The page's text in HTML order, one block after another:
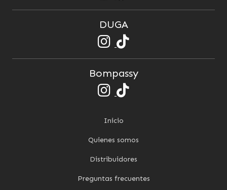
DUGA
Bompassy
Inicio
Quienes somos
Distribuidores
Preguntas frecuentes